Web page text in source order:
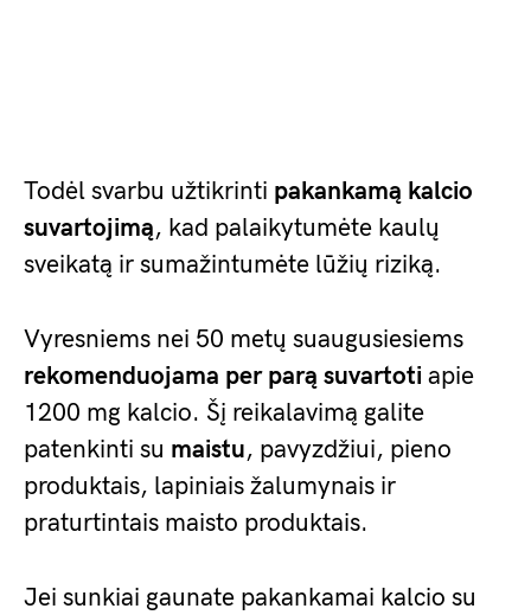
Todėl svarbu užtikrinti pakankamą kalcio
suvartojimą, kad palaikytumėte kaulų
sveikatą ir sumažintumėte lūžių riziką.
Vyresniems nei 50 metų suaugusiesiems
rekomenduojama per parą suvartoti apie
1200 mg kalcio. Šį reikalavimą galite
patenkinti su maistu, pavyzdžiui, pieno
produktais, lapiniais žalumynais ir
praturtintais maisto produktais.
Jei sunkiai gaunate pakankamai kalcio su